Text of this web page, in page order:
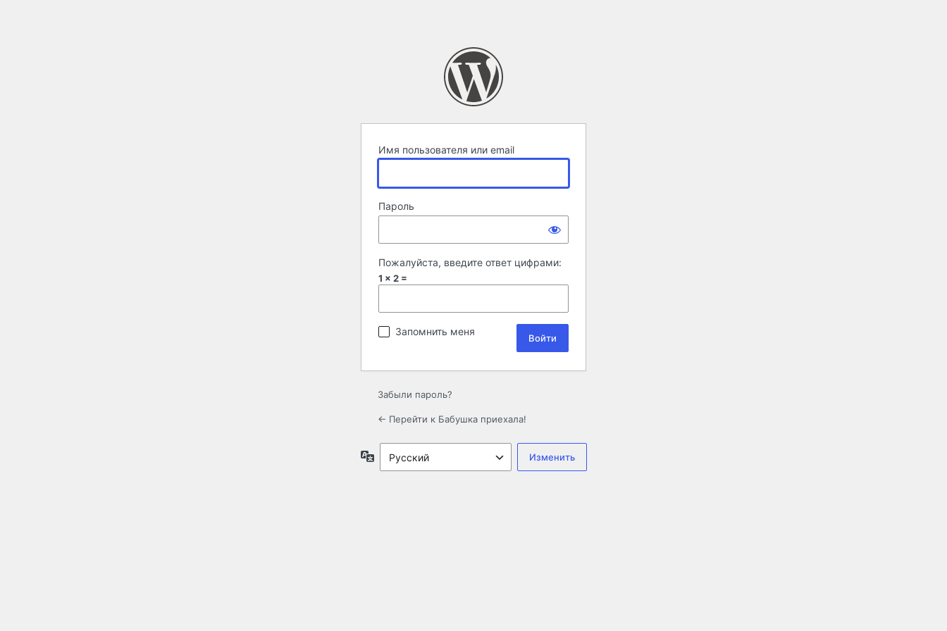
Имя пользователя или email
Пароль
Пожалуйста, введите ответ цифрами:
1 × 2 =
Запомнить меня
Забыли пароль?
← Перейти к Бабушка приехала!
Язык